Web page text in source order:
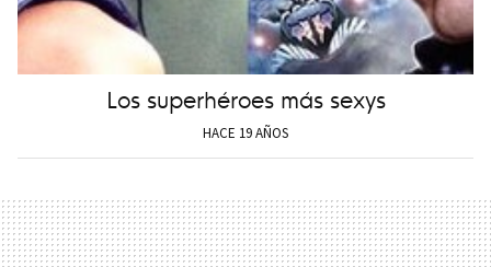
Los superhéroes más sexys
HACE 19 AÑOS